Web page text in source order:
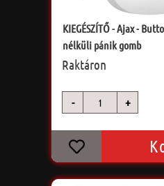
KIEGÉSZÍTŐ - Ajax -
nélküli pánik gomb
Raktáron
- +